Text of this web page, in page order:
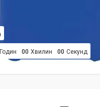
Годин 00 Хвилин 00 Секунд